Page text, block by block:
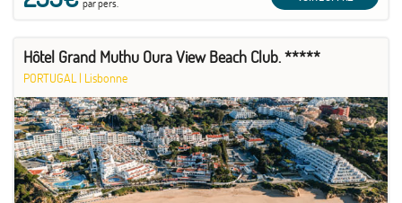
par pers.
Hôtel Grand Muthu Oura View Beach Club. *****
PORTUGAL | Lisbonne